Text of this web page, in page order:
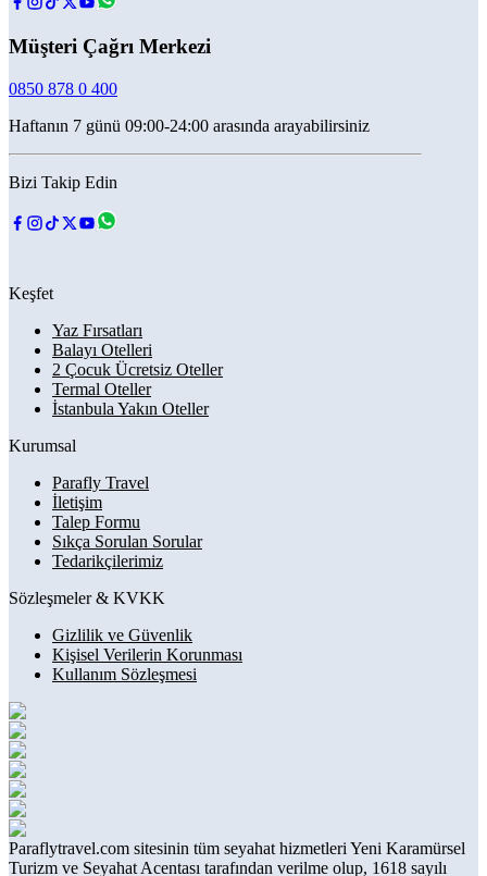
Müşteri Çağrı Merkezi
0850 878 0 400
Haftanın 7 günü 09:00-24:00 arasında arayabilirsiniz
Bizi Takip Edin
Keşfet
Yaz Fırsatları
Balayı Otelleri
2 Çocuk Ücretsiz Oteller
Termal Oteller
İstanbula Yakın Oteller
Kurumsal
Parafly Travel
İletişim
Talep Formu
Sıkça Sorulan Sorular
Tedarikçilerimiz
Sözleşmeler & KVKK
Gizlilik ve Güvenlik
Kişisel Verilerin Korunması
Kullanım Sözleşmesi
Paraflytravel.com sitesinin tüm seyahat hizmetleri Yeni Karamürsel
Turizm ve Seyahat Acentası tarafından verilme olup, 1618 sayılı